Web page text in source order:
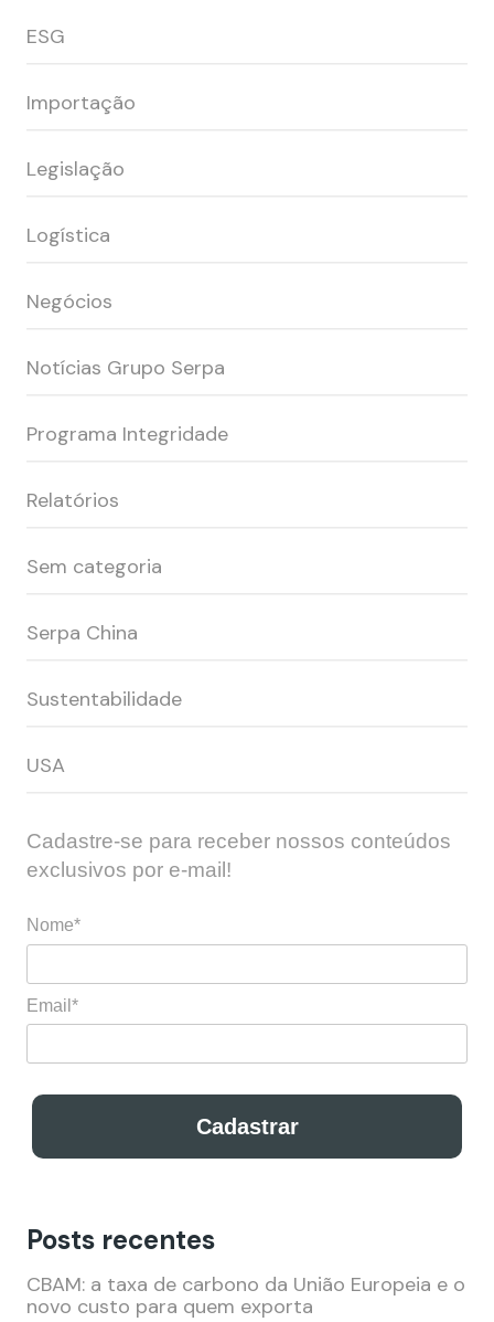
ESG
Importação
Legislação
Logística
Negócios
Notícias Grupo Serpa
Programa Integridade
Relatórios
Sem categoria
Serpa China
Sustentabilidade
USA
Cadastre-se para receber nossos conteúdos
exclusivos por e-mail!
Nome*
Email*
Cadastrar
Cadastre-se para receber nossos conteúdos
exclusivos por e-mail!
Posts recentes
CBAM: a taxa de carbono da União Europeia e o
novo custo para quem exporta